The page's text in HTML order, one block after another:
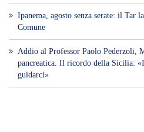
Ipanema, agosto senza serate: il Tar
Comune
Addio al Professor Paolo Pederzoli,
pancreatica. Il ricordo della Sicilia:
guidarci»